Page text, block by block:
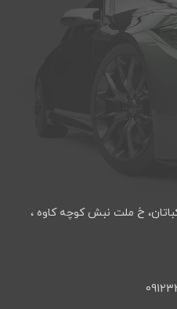
خ ملت نبش كوچه كاوه ،